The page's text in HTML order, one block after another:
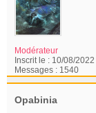
Modérateur
Inscrit le : 10/08/2022
Messages : 1540
Opabinia